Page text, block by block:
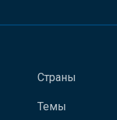
Страны
Темы